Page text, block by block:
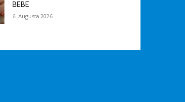
BEBE
6. Augusta 2026.